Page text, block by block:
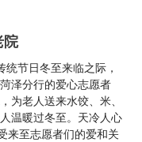
院
节日冬至来临之际，
泽分行的爱心志愿者
为老人送来水饺、米、
温暖过冬至。天冷人心
来至志愿者们的爱和关